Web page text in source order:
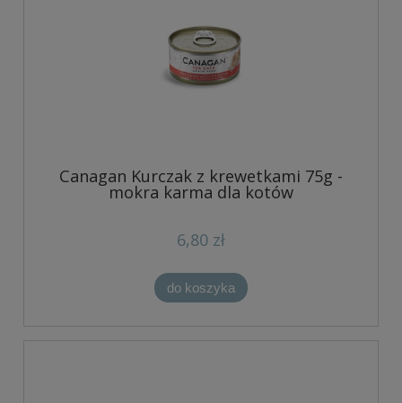
Canagan Kurczak z krewetkami 75g -
mokra karma dla kotów
6,80 zł
do koszyka